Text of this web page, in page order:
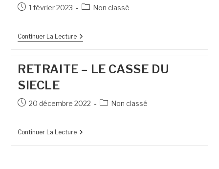
1 février 2023 Non classé
Continuer La Lecture
RETRAITE – LE CASSE DU
SIECLE
20 décembre 2022 Non classé
Continuer La Lecture